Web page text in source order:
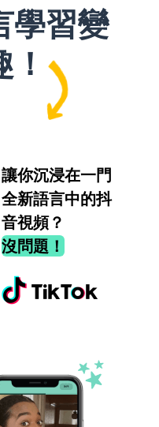
學習變
讓你沉浸在一門
全新語言中的抖
音視頻？
沒問題！